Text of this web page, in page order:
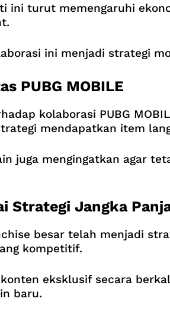
ini turut memengaruhi
ini menjadi strategi
PUBG MOBILE
kolaborasi PUBG
mendapatkan item
juga mengingatkan agar
Strategi Jangka
besar telah menjadi
kompetitif.
eksklusif secara
baru.